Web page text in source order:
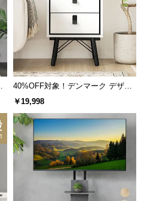
40%OFF対象！デンマーク デザイ
ン サイドテーブル
￥19,998